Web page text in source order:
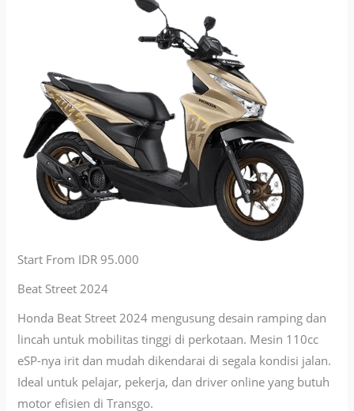
Start From IDR 95.000
Beat Street 2024
Honda Beat Street 2024 mengusung desain ramping dan
lincah untuk mobilitas tinggi di perkotaan. Mesin 110cc
eSP-nya irit dan mudah dikendarai di segala kondisi jalan.
Ideal untuk pelajar, pekerja, dan driver online yang butuh
motor efisien di Transgo.